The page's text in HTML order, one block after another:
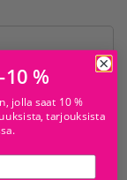
%
jolla saat 10 %
tarjouksista